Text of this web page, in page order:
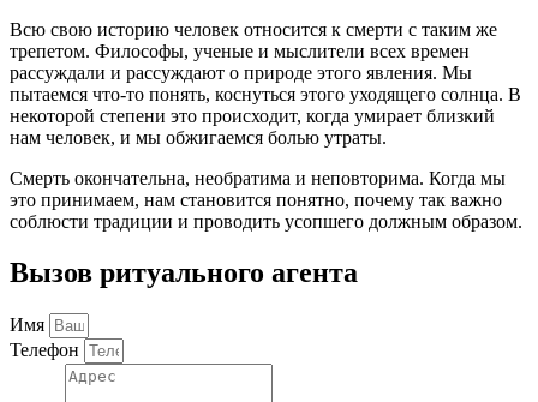
Всю свою историю человек относится к смерти с таким же
трепетом. Философы, ученые и мыслители всех времен
рассуждали и рассуждают о природе этого явления. Мы
пытаемся что-то понять, коснуться этого уходящего солнца. В
некоторой степени это происходит, когда умирает близкий
нам человек, и мы обжигаемся болью утраты.
Смерть окончательна, необратима и неповторима. Когда мы
это принимаем, нам становится понятно, почему так важно
соблюсти традиции и проводить усопшего должным образом.
Вызов ритуального агента
Имя
Телефон